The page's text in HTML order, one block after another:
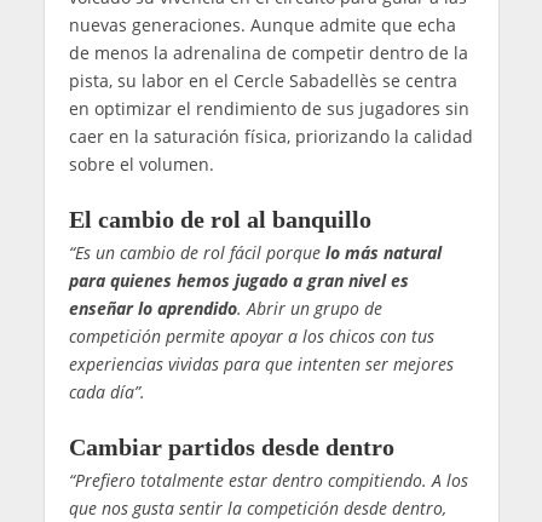
nuevas generaciones. Aunque admite que echa
de menos la adrenalina de competir dentro de la
pista, su labor en el Cercle Sabadellès se centra
en optimizar el rendimiento de sus jugadores sin
caer en la saturación física, priorizando la calidad
sobre el volumen.
El cambio de rol al banquillo
“Es un cambio de rol fácil porque lo más natural
para quienes hemos jugado a gran nivel es
enseñar lo aprendido. Abrir un grupo de
competición permite apoyar a los chicos con tus
experiencias vividas para que intenten ser mejores
cada día”.
Cambiar partidos desde dentro
“Prefiero totalmente estar dentro compitiendo. A los
que nos gusta sentir la competición desde dentro,